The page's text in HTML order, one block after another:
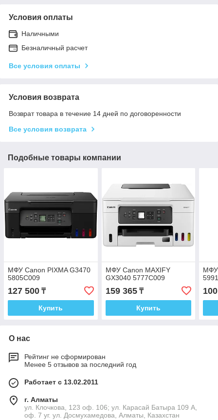
Условия оплаты
Наличными
Безналичный расчет
Все условия оплаты
Условия возврата
Возврат товара в течение 14 дней по договоренности
Все условия возврата
Подобные товары компании
МФУ Canon PIXMA G3470
5805C009
127 500 ₸
Купить
МФУ Canon MAXIFY
GX3040 5777C009
159 365₸
Купить
МФУ
О нас
Рейтинг не сформирован
Менее 5 отзывов за последний год
Работает с 13.02.2011
г. Алматы
ул. Клочкова, 123 оф. 106; ул. Карасай Батыра 109 А,
оф. 7 уг. ул. Досмухамедова, Алматы, Казахстан